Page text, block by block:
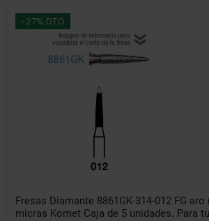
-27% DTO
Fresas Diamante 8861GK-314-012 FG
micras Komet Caja de 5 unidades. Para